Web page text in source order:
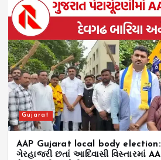
Gujarat
AAP Gujarat local body election:
ગેરહાજરી છતાં આદિવાસી વિસ્તારમાં